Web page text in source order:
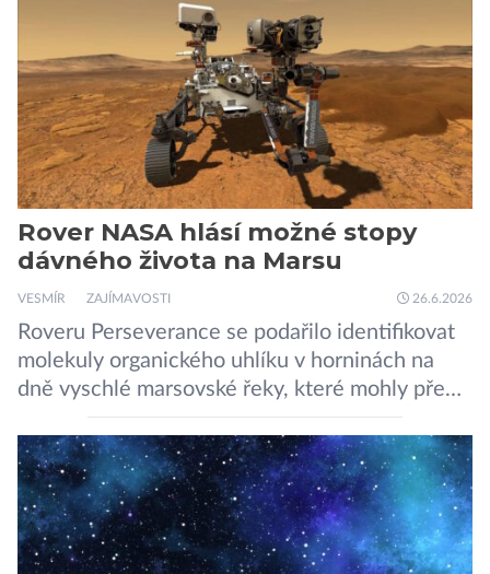
podle NASA je ve výtečném stavu. Nyní ji čeká
další etapa její mise, jejíž ambicí je přinést
dosud nejpodrobnější […]
Rover NASA hlásí možné stopy
dávného života na Marsu
VESMÍR ZAJÍMAVOSTI 26.6.2026
Roveru Perseverance se podařilo identifikovat
molekuly organického uhlíku v horninách na
dně vyschlé marsovské řeky, které mohly před
miliardami let vzniknout působením vody.
Svědčí snad o dávném životě na planetě?
Měření provedená přístrojem Sherloc,
umístěném na roveru Perseverance,
identifikovala organický uhlík v jílovcích z
výchozů, což jsou vyhaslé podzemní lávové